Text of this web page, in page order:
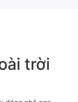
trời